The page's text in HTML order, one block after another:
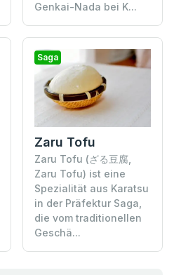
Genkai-Nada bei K...
Saga
Zaru Tofu
Zaru Tofu (ざる豆腐,
Zaru Tofu) ist eine
Spezialität aus Karatsu
in der Präfektur Saga,
die vom traditionellen
Geschä...